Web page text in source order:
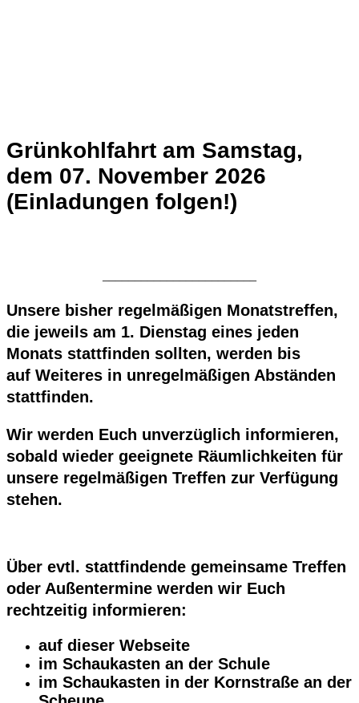
Grünkohlfahrt am Samstag,
dem 07. November 2026
(Einladungen folgen!)
Unsere bisher regelmäßigen Monatstreffen,
die jeweils am 1. Dienstag eines jeden
Monats stattfinden sollten, werden bis
auf Weiteres in unregelmäßigen Abständen
stattfinden.
Wir werden Euch unverzüglich informieren,
sobald wieder geeignete Räumlichkeiten für
unsere regelmäßigen Treffen zur Verfügung
stehen.
Über evtl. stattfindende gemeinsame Treffen
oder Außentermine werden wir Euch
rechtzeitig informieren:
auf dieser Webseite
im Schaukasten an der Schule
im Schaukasten in der Kornstraße an der